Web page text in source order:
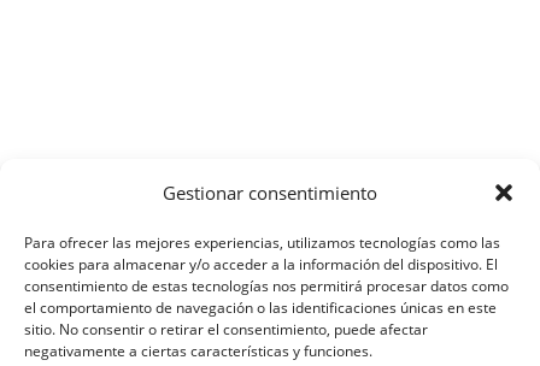
Gestionar consentimiento
Para ofrecer las mejores experiencias, utilizamos tecnologías como las
cookies para almacenar y/o acceder a la información del dispositivo. El
consentimiento de estas tecnologías nos permitirá procesar datos como
el comportamiento de navegación o las identificaciones únicas en este
sitio. No consentir o retirar el consentimiento, puede afectar
negativamente a ciertas características y funciones.